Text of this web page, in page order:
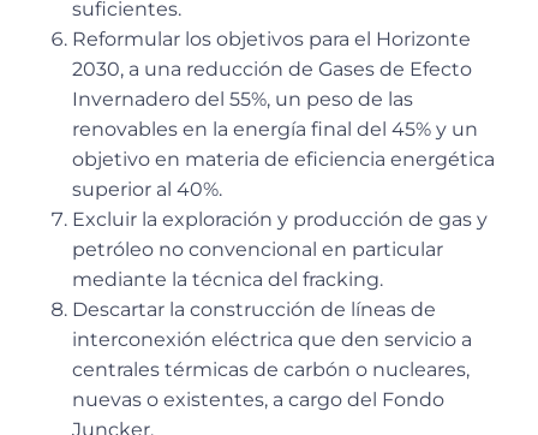
suficientes.
Reformular los objetivos para el Horizonte
2030, a una reducción de Gases de Efecto
Invernadero del 55%, un peso de las
renovables en la energía final del 45% y un
objetivo en materia de eficiencia energética
superior al 40%.
Excluir la exploración y producción de gas y
petróleo no convencional en particular
mediante la técnica del fracking.
Descartar la construcción de líneas de
interconexión eléctrica que den servicio a
centrales térmicas de carbón o nucleares,
nuevas o existentes, a cargo del Fondo
Juncker.